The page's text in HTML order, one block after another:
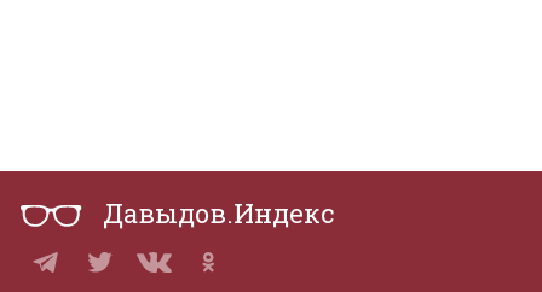
Давыдов.Индекс